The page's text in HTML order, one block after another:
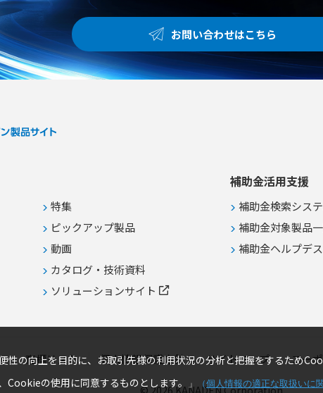
お問い合わせはこちら
特集
ピックアップ製品
動画
カタログ・技術資料
ソリューションサイト
補助金活用支援
補助金検索シス
補助金対象製品
補助金ヘルプデ
商標リスト 個人情報保護方針 サイトマップ コー
© 2026 KANADEN Corporation.
性の向上を目的に、お取引先様の利用状況の分析と把握をするため
の使用に同意するものとします。
」 （個人情報の適正な取扱いに